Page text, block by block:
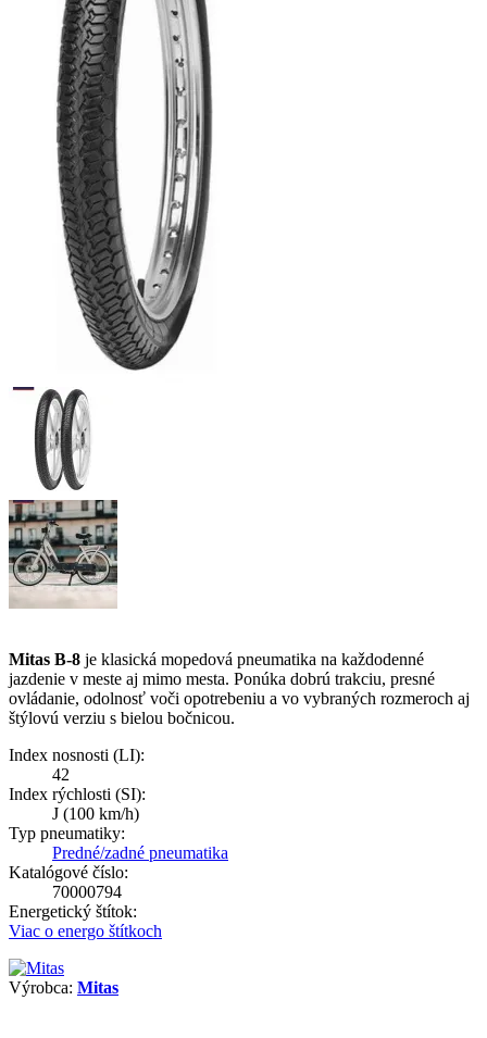
Mitas B-8 je klasická mopedová pneumatika na každodenné
jazdenie v meste aj mimo mesta. Ponúka dobrú trakciu, presné
ovládanie, odolnosť voči opotrebeniu a vo vybraných rozmeroch aj
štýlovú verziu s bielou bočnicou.
Index nosnosti (LI):
42
Index rýchlosti (SI):
J (100 km/h)
Typ pneumatiky:
Predné/zadné pneumatika
Katalógové číslo:
70000794
Energetický štítok:
Viac o energo štítkoch
Výrobca: Mitas